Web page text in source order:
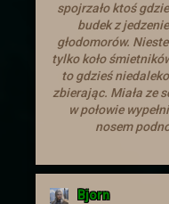
spojrzało ktoś
budek z
głodomorów.
tylko koło
to gdzieś
zbierając. Miała ze
w połowie
nosem
Bjorn